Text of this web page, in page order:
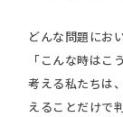
どんな問題にお
「こんな時はこ
考える私たちは
えることだけで